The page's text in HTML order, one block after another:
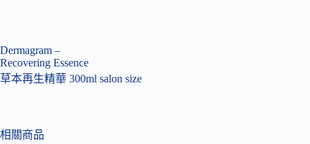
Dermagram –
Recovering Essence
草本再生精華 300ml salon size
相關商品